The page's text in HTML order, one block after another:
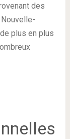
des
plus en plus